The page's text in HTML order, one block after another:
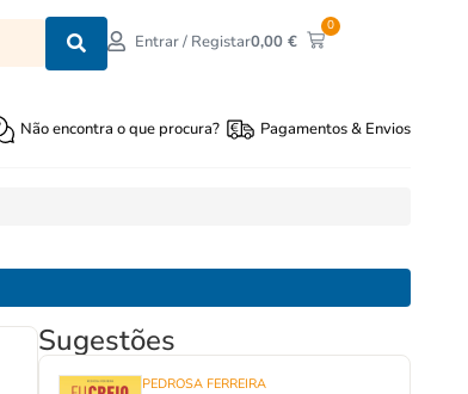
Entrar / Registar0,00€
0
Não encontra o que procura? Pagamentos & Envios
Sugestões
PEDROSA FERREIRA